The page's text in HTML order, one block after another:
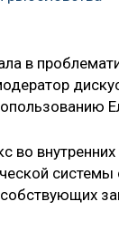
в
во